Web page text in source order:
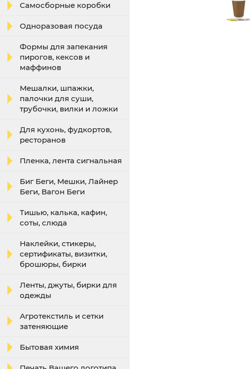
Самосборные коробки
Одноразовая посуда
Формы для запекания
пирогов, кексов и
маффинов
Мешалки, шпажки,
палочки для суши,
трубочки, вилки и ложки
Для кухонь, фудкортов,
ресторанов
Пленка, лента сигнальная
Биг Беги, Мешки, Лайнер
Беги, Вагон Беги
Тишью, калька, кафин,
соты, слюда
Наклейки, стикеры,
сертификаты, визитки,
брошюры, бирки
Ленты, джуты, бирки для
одежды
Агротекстиль и сетки
затеняющие
Бытовая химия